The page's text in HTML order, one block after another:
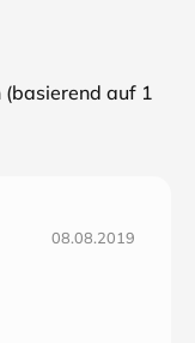
(basierend auf 1
08.08.2019